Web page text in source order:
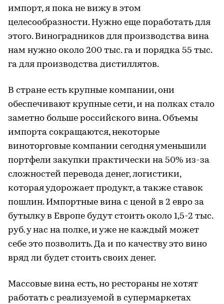
импорт, я пока не вижу в этом
целесообразности. Нужно еще поработать для
этого. Виноградников для производства вина
нам нужно около 200 тыс. га и порядка 55 тыс.
га для производства дистиллятов.
В стране есть крупные компании, они
обеспечивают крупные сети, и на полках стало
заметно больше российского вина. Объемы
импорта сокращаются, некоторые
виноторговые компании сегодня уменьшили
портфели закупки практически на 50% из-за
сложностей перевода денег, логистики,
которая удорожает продукт, а также ставок
пошлин. Импортные вина с ценой в 2 евро за
бутылку в Европе будут стоить около 1,5-2 тыс.
руб. у нас на полке, и уже не каждый может
себе это позволить. Да и по качеству это вино
вряд ли будет стоить своих денег.
Массовые вина есть, но рестораны не хотят
работать с реализуемой в супермаркетах